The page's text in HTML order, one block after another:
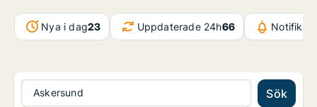
Nya i dag23 Uppdaterade 24h66
Askersund Sök